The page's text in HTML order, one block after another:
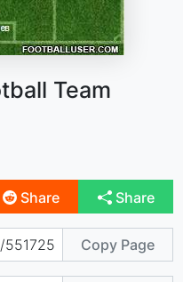
Team
Share Share
Copy Page